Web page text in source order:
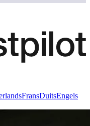
FransDuitsEngels